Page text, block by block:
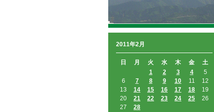
2011年2月
日 月 火 水 木 金
土
1
2 3 4
5
6
7 8 9 10 11
12
13
14 15 16 17 18
19
20
21 22 23 24 25
26
27
28